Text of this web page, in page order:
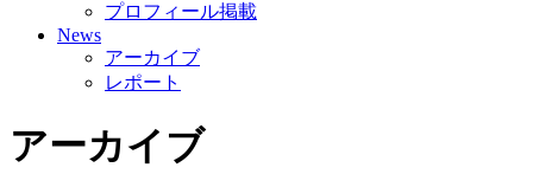
プロフィール掲載
News
アーカイブ
レポート
アーカイブ